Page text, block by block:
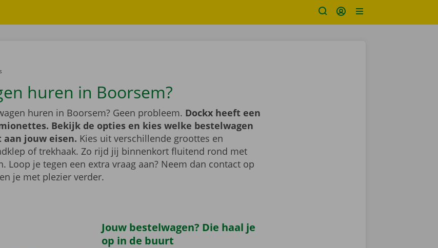
huren in Boorsem?
huren in Boorsem? Geen probleem. Dockx heeft een
Bekijk de opties en kies welke bestelwagen
jouw eisen. Kies uit verschillende groottes en
of trekhaak. Zo rijd jij binnenkort fluitend rond met
Loop je tegen een extra vraag aan? Neem dan contact op
je met plezier verder.
Jouw bestelwagen? Die haal je
op in de buurt